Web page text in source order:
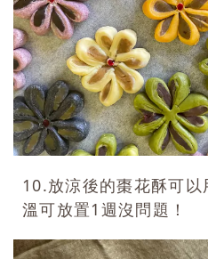
10.放涼後的棗花酥可
溫可放置1週沒問題！